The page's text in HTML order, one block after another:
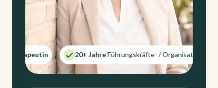
20+ JahreFührungskräfte- / Organisationsentwicklung